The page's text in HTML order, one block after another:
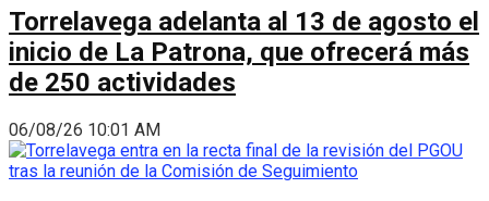
Torrelavega adelanta al 13 de agosto el
inicio de La Patrona, que ofrecerá más
de 250 actividades
06/08/26 10:01 AM